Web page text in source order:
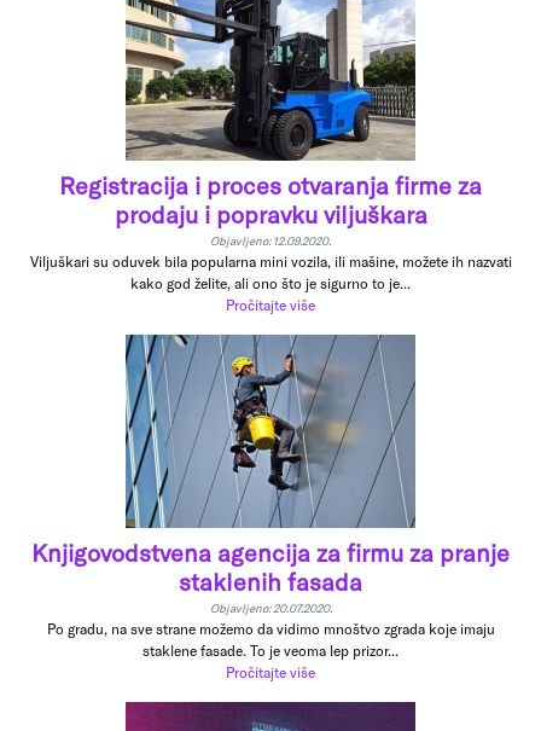
Registracija i proces otvaranja firme za
prodaju i popravku viljuškara
Objavljeno: 12.09.2020.
Viljuškari su oduvek bila popularna mini vozila, ili mašine, možete ih nazvati
kako god želite, ali ono što je sigurno to je...
Pročitajte više
Knjigovodstvena agencija za firmu za pranje
staklenih fasada
Objavljeno: 20.07.2020.
Po gradu, na sve strane možemo da vidimo mnoštvo zgrada koje imaju
staklene fasade. To je veoma lep prizor...
Pročitajte više